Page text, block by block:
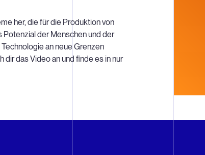
her, die für die Produktion von
der Menschen und der
an neue Grenzen
das Video an und finde es in nur